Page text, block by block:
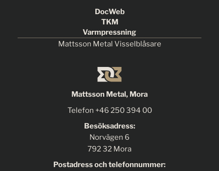
DocWeb
TKM
Varmpressning
Mattsson Metal Visselblåsare
Mattsson Metal, Mora
Telefon +46 250 394 00
Besöksadress:
Norvägen 6
792 32 Mora
Postadress och telefonnummer: